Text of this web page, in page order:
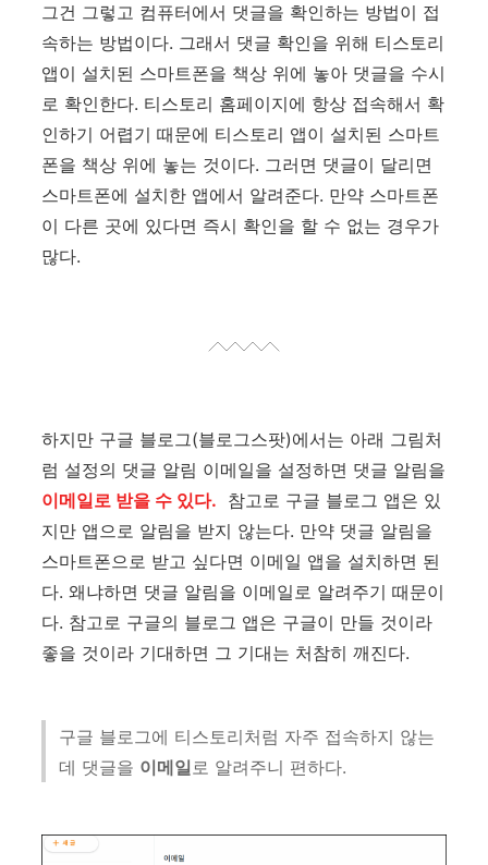
그건 그렇고 컴퓨터에서 댓글을 확인하는 방법이 접
속하는 방법이다. 그래서 댓글 확인을 위해 티스토리
앱이 설치된 스마트폰을 책상 위에 놓아 댓글을 수시
로 확인한다. 티스토리 홈페이지에 항상 접속해서 확
인하기 어렵기 때문에 티스토리 앱이 설치된 스마트
폰을 책상 위에 놓는 것이다. 그러면 댓글이 달리면
스마트폰에 설치한 앱에서 알려준다. 만약 스마트폰
이 다른 곳에 있다면 즉시 확인을 할 수 없는 경우가
많다.
하지만 구글 블로그(블로그스팟)에서는 아래 그림처
럼 설정의 댓글 알림 이메일을 설정하면 댓글 알림을
이메일로 받을 수 있다. 참고로 구글 블로그 앱은 있
지만 앱으로 알림을 받지 않는다. 만약 댓글 알림을
스마트폰으로 받고 싶다면 이메일 앱을 설치하면 된
다. 왜냐하면 댓글 알림을 이메일로 알려주기 때문이
다. 참고로 구글의 블로그 앱은 구글이 만들 것이라
좋을 것이라 기대하면 그 기대는 처참히 깨진다.
구글 블로그에 티스토리처럼 자주 접속하지 않는
데 댓글을 이메일로 알려주니 편하다.